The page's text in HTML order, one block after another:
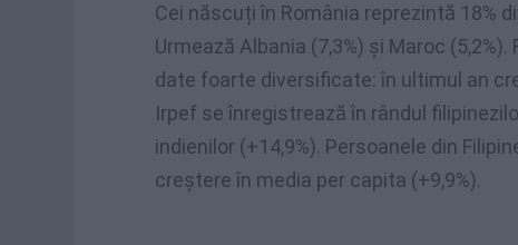
Cei născuți în România reprezintă 18%
Urmează Albania (7,3%) și Maroc
date foarte diversificate: în ultimul an
Irpef se înregistrează în rândul
indienilor (+14,9%). Persoanele din
creștere în media per capita (+9,9%).